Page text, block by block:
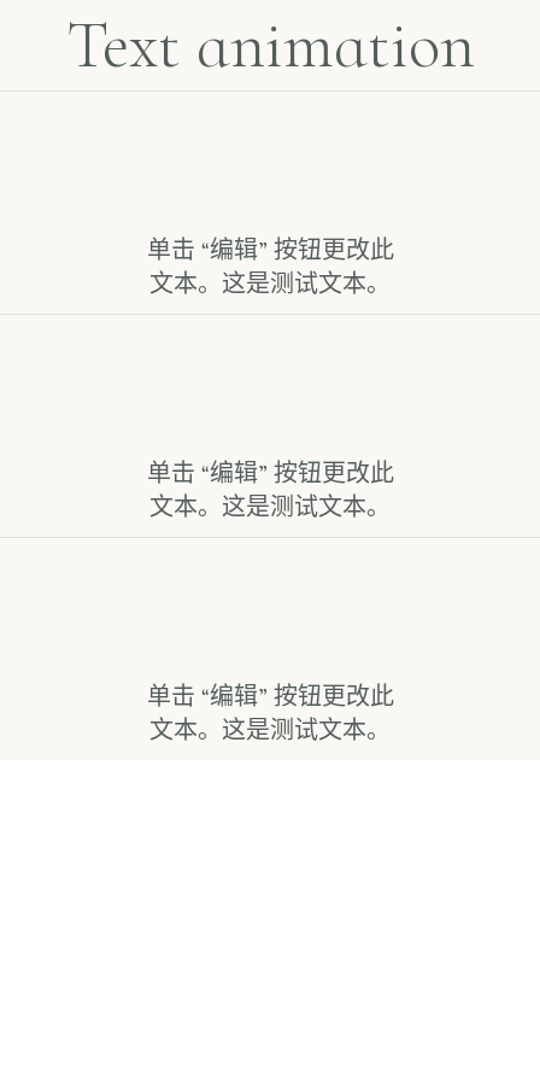
Text animation
单击 “编辑” 按钮更改此
文本。这是测试文本。
单击 “编辑” 按钮更改此
文本。这是测试文本。
单击 “编辑” 按钮更改此
文本。这是测试文本。